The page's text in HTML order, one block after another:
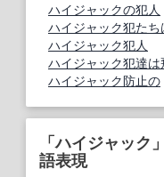
ハイジャックの犯人
ハイジャック犯たち
ハイジャック犯人
ハイジャック犯達は
ハイジャック防止の
「ハイジャック
語表現